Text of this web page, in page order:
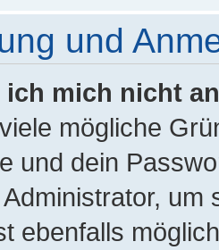
und
ich mich nicht
mögliche
und dein
ebenfalls